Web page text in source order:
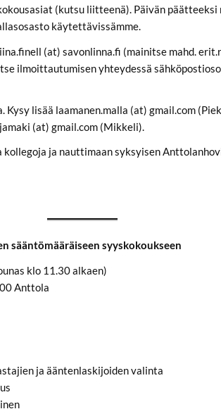
(kutsu liitteenä). Päivän päätteeksi
käytettävissämme.
(at) savonlinna.fi (mainitse mahd.
ilmoittautumisen yhteydessä
lisää laamanen.malla (at) gmail.com
(at) gmail.com (Mikkeli).
kollegoja ja nauttimaan syksyisen
sääntömääräiseen syyskokoukseen
klo 11.30 alkaen)
Anttola
ja ääntenlaskijoiden valinta